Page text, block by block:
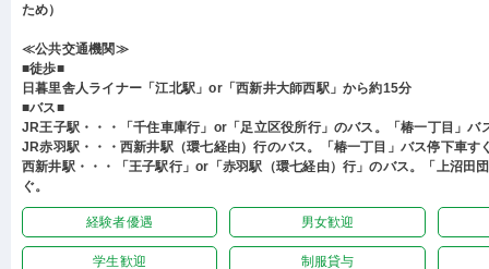
ため）
≪公共交通機関≫
■徒歩■
日暮里舎人ライナー「江北駅」or「西新井大師西駅」から約15分
■バス■
JR王子駅・・・「千住車庫行」or「足立区役所行」のバス。「椿一丁目」バ
JR赤羽駅・・・西新井駅（環七経由）行のバス。「椿一丁目」バス停下車す
西新井駅・・・「王子駅行」or「赤羽駅（環七経由）行」のバス。「上沼田
ぐ。
経験者優遇 男女歓迎
学生歓迎 制服貸与